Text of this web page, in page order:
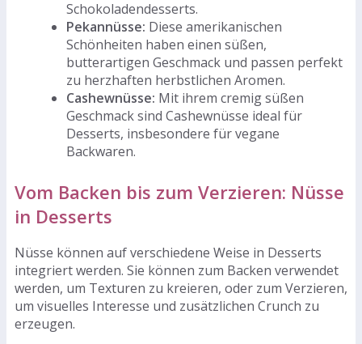
Schokoladendesserts.
Pekannüsse: Diese amerikanischen
Schönheiten haben einen süßen,
butterartigen Geschmack und passen perfekt
zu herzhaften herbstlichen Aromen.
Cashewnüsse: Mit ihrem cremig süßen
Geschmack sind Cashewnüsse ideal für
Desserts, insbesondere für vegane
Backwaren.
Vom Backen bis zum Verzieren: Nüsse
in Desserts
Nüsse können auf verschiedene Weise in Desserts
integriert werden. Sie können zum Backen verwendet
werden, um Texturen zu kreieren, oder zum Verzieren,
um visuelles Interesse und zusätzlichen Crunch zu
erzeugen.